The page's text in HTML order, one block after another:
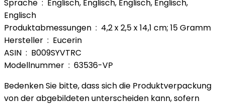
Sprache ‏ : ‎ Englisch, Englisch, Englisch, Englisch,
Englisch
Produktabmessungen ‏ : ‎ 4,2 x 2,5 x 14,1 cm; 15 Gramm
Hersteller ‏ : ‎ Eucerin
ASIN ‏ : ‎ B009SYVTRC
Modellnummer ‏ : ‎ 63536-VP
Bedenken Sie bitte, dass sich die Produktverpackung
von der abgebildeten unterscheiden kann, sofern